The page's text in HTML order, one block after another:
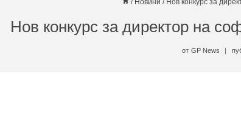
/ Новини / Нов конкурс за
Нов конкурс за директор на
от GP News